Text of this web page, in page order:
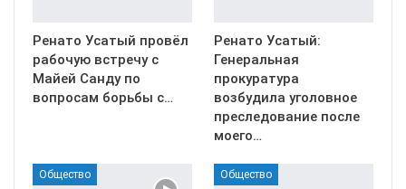
Ренато Усатый провёл
рабочую встречу с
Майей Санду по
вопросам борьбы с…
Ренато Усатый:
Генеральная
прокуратура
возбудила уголовное
преследование после
моего…
Общество Общество